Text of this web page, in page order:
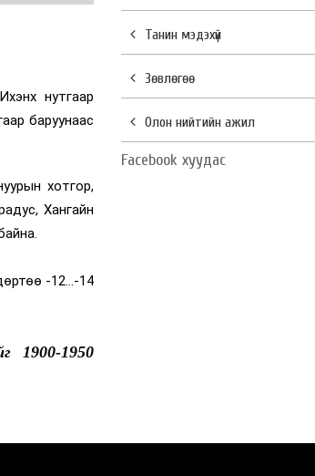
нутгаар
баруунаас
хотгор,
Хангайн
-12...-14
1900-1950
Танин мэдэхүй
Зөвлөгөө
Олон нийтийн ажил
Facebook хуудас